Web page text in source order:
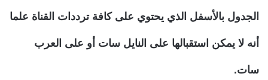
الجدول بالأسفل الذي يحتوي على كافة ترددات القناة علما
أنه لا يمكن استقبالها على النايل سات أو على العرب
سات.